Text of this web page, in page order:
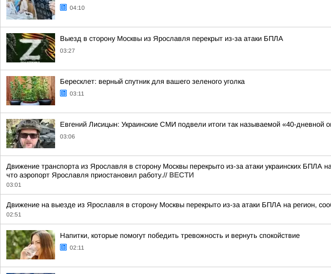
04:10
Выезд в сторону Москвы из Ярославля перекрыт из-за атаки БПЛА
03:27
Бересклет: верный спутник для вашего зеленого уголка
03:11
Евгений Лисицын: Украинские СМИ подвели итоги так называемой «40-дневной
03:06
Движение транспорта из Ярославля в сторону Москвы перекрыто из-за атаки украинских
что аэропорт Ярославля приостановил работу.// ВЕСТИ
03:01
Движение на выезде из Ярославля в сторону Москвы перекрыто из-за атаки БПЛА на регион,
02:51
Напитки, которые помогут победить тревожность и вернуть спокойствие
02:11